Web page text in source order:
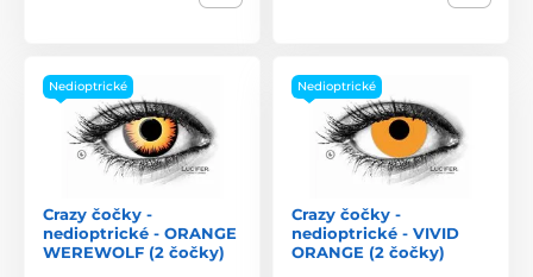
Nedioptrické
Crazy čočky -
nedioptrické - ORANGE
WEREWOLF (2 čočky)
Nedioptrické
Crazy čočky -
nedioptrické - VIVID
ORANGE (2 čočky)